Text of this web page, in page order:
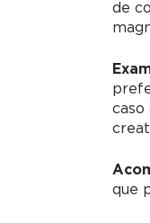
de
caso
que